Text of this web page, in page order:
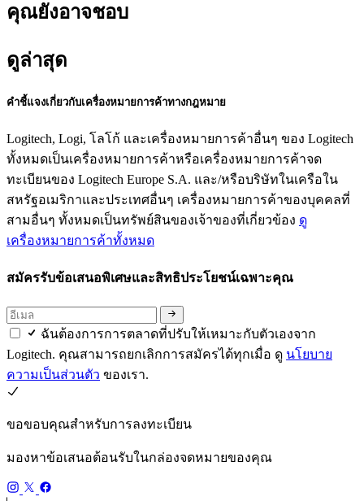
คุณยังอาจชอบ
ดูล่าสุด
คำชี้แจงเกี่ยวกับเครื่องหมายการค้าทางกฎหมาย
Logitech, Logi, โลโก้ และเครื่องหมายการค้าอื่นๆ ของ Logitech
ทั้งหมดเป็นเครื่องหมายการค้าหรือเครื่องหมายการค้าจด
ทะเบียนของ Logitech Europe S.A. และ/หรือบริษัทในเครือใน
สหรัฐอเมริกาและประเทศอื่นๆ เครื่องหมายการค้าของบุคคลที่
สามอื่นๆ ทั้งหมดเป็นทรัพย์สินของเจ้าของที่เกี่ยวข้อง ดู
เครื่องหมายการค้าทั้งหมด
สมัครรับข้อเสนอพิเศษและสิทธิประโยชน์เฉพาะคุณ
ฉันต้องการการตลาดที่ปรับให้เหมาะกับตัวเองจาก
Logitech. คุณสามารถยกเลิกการสมัครได้ทุกเมื่อ ดู นโยบาย
ความเป็นส่วนตัว ของเรา.
ขอขอบคุณสำหรับการลงทะเบียน
มองหาข้อเสนอต้อนรับในกล่องจดหมายของคุณ